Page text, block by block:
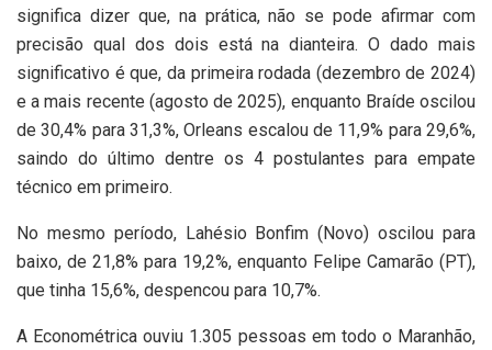
significa dizer que, na prática, não se pode afirmar com
precisão qual dos dois está na dianteira. O dado mais
significativo é que, da primeira rodada (dezembro de 2024)
e a mais recente (agosto de 2025), enquanto Braíde oscilou
de 30,4% para 31,3%, Orleans escalou de 11,9% para 29,6%,
saindo do último dentre os 4 postulantes para empate
técnico em primeiro.
No mesmo período, Lahésio Bonfim (Novo) oscilou para
baixo, de 21,8% para 19,2%, enquanto Felipe Camarão (PT),
que tinha 15,6%, despencou para 10,7%.
A Econométrica ouviu 1.305 pessoas em todo o Maranhão,